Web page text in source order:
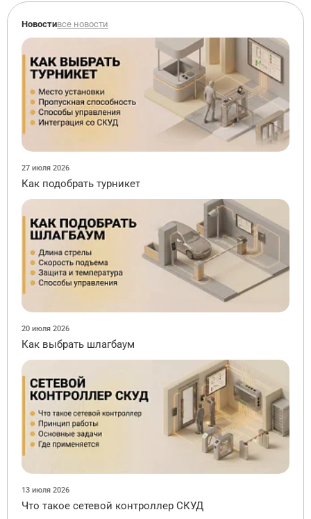
Новостивсе новости
27 июля 2026
Как подобрать турникет
20 июля 2026
Как выбрать шлагбаум
13 июля 2026
Что такое сетевой контроллер СКУД